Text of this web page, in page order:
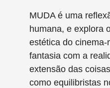
MUDA é uma
humana, e explora
estética do
fantasia com a
extensão das
como equilibristas